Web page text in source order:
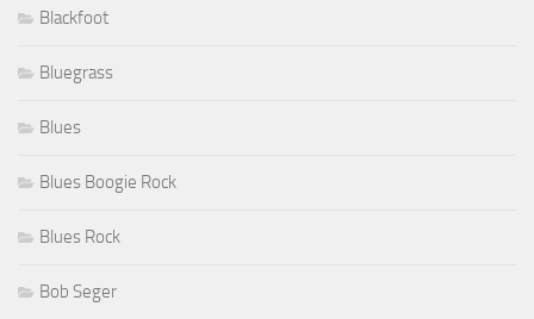
Blackfoot
Bluegrass
Blues
Blues Boogie Rock
Blues Rock
Bob Seger